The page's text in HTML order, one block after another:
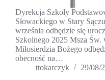
Dyrekcja Szkoły
Słowackiego w Stary
września odbędzie się
Szkolnego 2025 Msza Św.
Miłosierdzia Bożego
obecność na…
ttokarczyk
29/08/